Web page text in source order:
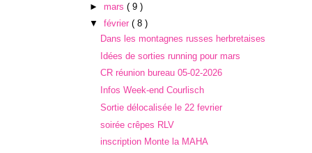
► mars ( 9 )
▼ février ( 8 )
Dans les montagnes russes herbretaises
Idées de sorties running pour mars
CR réunion bureau 05-02-2026
Infos Week-end Courlisch
Sortie délocalisée le 22 fevrier
soirée crêpes RLV
inscription Monte la MAHA